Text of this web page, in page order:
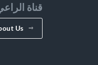
قناة
Us